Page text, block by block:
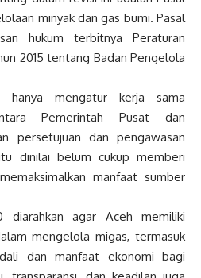
minyak dan gas bumi. Pasal
hukum terbitnya Peraturan
2015 tentang Badan Pengelola
hanya mengatur kerja sama
Pemerintah Pusat dan
persetujuan dan pengawasan
dinilai belum cukup memberi
manfaat sumber
diarahkan agar Aceh memiliki
mengelola migas, termasuk
dan manfaat ekonomi bagi